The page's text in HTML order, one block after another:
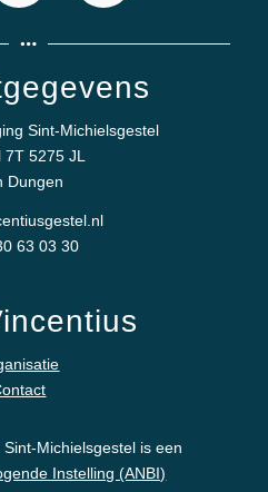
Sint-Michielsgestel
7T 5275 JL
Dungen
63 03 30
Michielsgestel is een
Instelling (ANBI)